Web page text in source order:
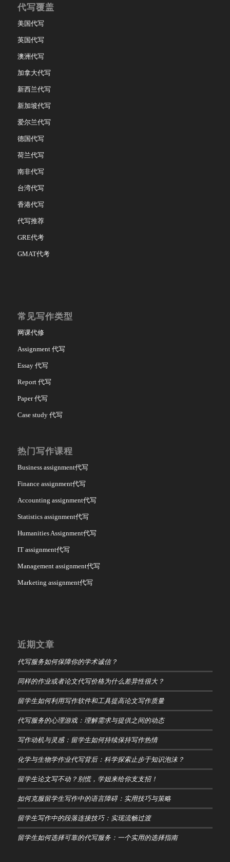
代写覆盖
美国代写
英国代写
澳洲代写
加拿大代写
新西兰代写
新加坡代写
爱尔兰代写
德国代写
荷兰代写
南非代写
台湾代写
香港代写
代写推荐
GRE代考
GMAT代考
常见写作类型
网课代修
Assignment 代写
Essay 代写
Report 代写
Paper 代写
Case study 代写
热门写作课程
Business assignment代写
Finance assignment代写
Accounting assignment代写
Statistics assignment代写
Humanities Assignment代写
IT assignment代写
Management assignment代写
Marketing assignment代写
近期文章
代写服务如何保障你的学术诚信？
同样的作业或者论文代写价格为什么差异性很大？
留学生如何利用写作软件和工具提高论文写作质量
代写服务的心理游戏：理解需求与提供之间的动态
写作动机与灵感：留学生如何持续保持写作热情
化学与生物学作业代写背后：科学探索止步于知识泡沫？
留学生论文写不动？别慌，学姐来给你支支招！
如何克服留学生写作中的语言障碍：实用技巧与策略
留学生写作中的段落连接技巧：实现流畅过渡
留学生如何选择可靠的代写服务：一个实用的选择指南